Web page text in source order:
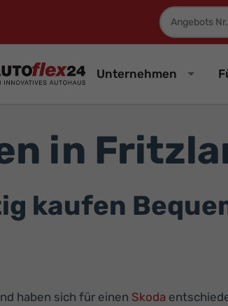
Unternehmen
in
kaufen
haben sich für einen Skoda